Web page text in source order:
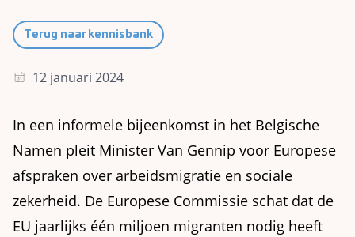
Terug naar kennisbank
12 januari 2024
In een informele bijeenkomst in het Belgische
Namen pleit Minister Van Gennip voor Europese
afspraken over arbeidsmigratie en sociale
zekerheid. De Europese Commissie schat dat de
EU jaarlijks één miljoen migranten nodig heeft